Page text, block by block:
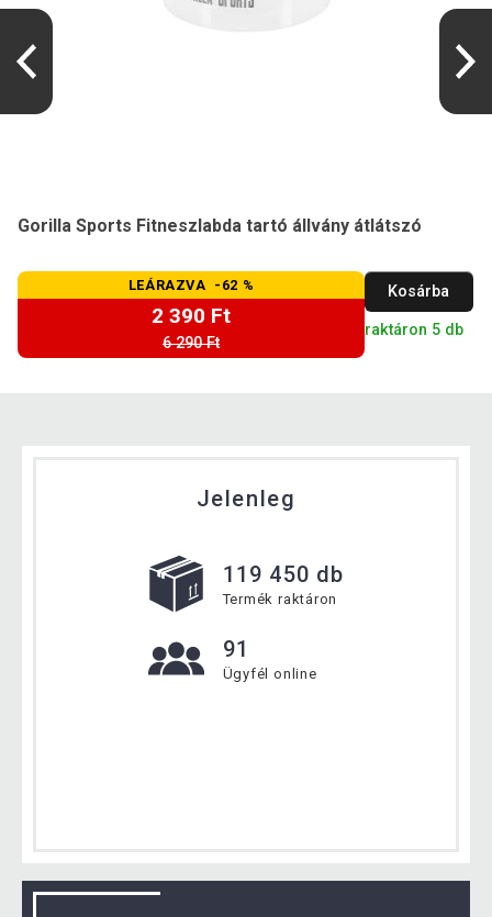
Gorilla Sports Fitneszlabda tartó állvány átlátszó
LEÁRAZVA -62 %
2 390 Ft
6 290 Ft
Kosárba
raktáron 5 db
Jelenleg
119 450 db
Termék raktáron
91
Ügyfél online